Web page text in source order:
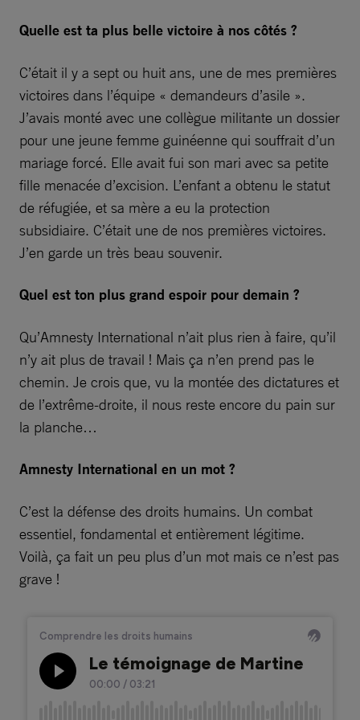
Quelle est ta plus belle victoire à nos côtés ?
C’était il y a sept ou huit ans, une de mes premières
victoires dans l’équipe « demandeurs d’asile ».
J’avais monté avec une collègue militante un dossier
pour une jeune femme guinéenne qui souffrait d’un
mariage forcé. Elle avait fui son mari avec sa petite
fille menacée d’excision. L’enfant a obtenu le statut
de réfugiée, et sa mère a eu la protection
subsidiaire. C’était une de nos premières victoires.
J’en garde un très beau souvenir.
Quel est ton plus grand espoir pour demain ?
Qu’Amnesty International n’ait plus rien à faire, qu’il
n’y ait plus de travail ! Mais ça n’en prend pas le
chemin. Je crois que, vu la montée des dictatures et
de l’extrême-droite, il nous reste encore du pain sur
la planche…
Amnesty International en un mot ?
C’est la défense des droits humains. Un combat
essentiel, fondamental et entièrement légitime.
Voilà, ça fait un peu plus d’un mot mais ce n’est pas
grave !